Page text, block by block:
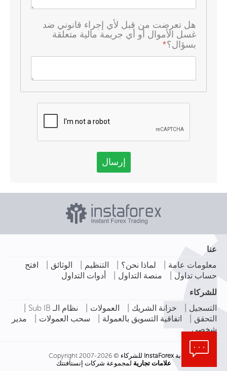
هل تعرضت من قبل لأي إجراء قانوني ضد
غسل الأموال أو أي جريمة مالية متعلقة
بسؤال؟*
إرسال
عنا
معلومات عامة | لماذا نحن؟ | التنظيم | الوثائق |
افتح
حساب تداول | منصة التداول |
أدوات التداول
للشركاء
التسجيل | خزانة الشريك | العمولات | نظام الـ Sub IB |
التحقق | اتفاقية التسويق بالعمولة | سحب العمولات |
مدير
شخصي
بوابة InstaForex للشركاء © Copyright 2007-2026
علامات تجارية لمجموعة شركات إنستافنتك